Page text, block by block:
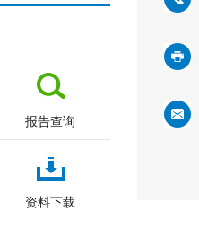
报告查询
资料下载